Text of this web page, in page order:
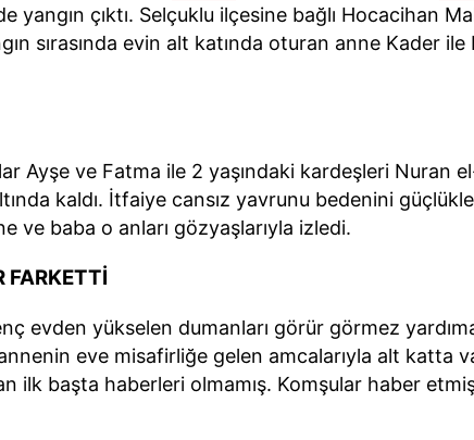
yangın çıktı. Selçuklu ilçesine bağlı Hocacihan
sırasında evin alt katında oturan anne Kader ile
Ayşe ve Fatma ile 2 yaşındaki kardeşleri Nuran
kaldı. İtfaiye cansız yavrunu bedenini
ve baba o anları gözyaşlarıyla izledi.
FARKETTİ
evden yükselen dumanları görür görmez
eve misafirliğe gelen amcalarıyla alt katta
ilk başta haberleri olmamış. Komşular haber